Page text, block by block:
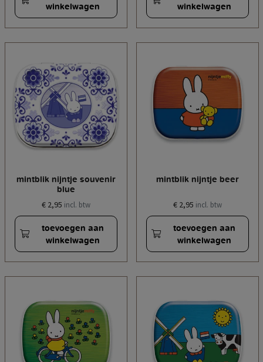
winkelwagen
winkelwagen
mintblik nijntje souvenir
blue
€ 2,95 incl. btw
toevoegen aan
winkelwagen
mintblik nijntje beer
€ 2,95 incl. btw
toevoegen aan
winkelwagen